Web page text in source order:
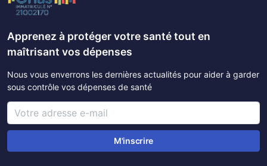
Apprenez à protéger votre santé tout en
maîtrisant vos dépenses
Nous vous enverrons les dernières actualités pour aider à garder
sous contrôle vos dépenses de santé
M'inscrire